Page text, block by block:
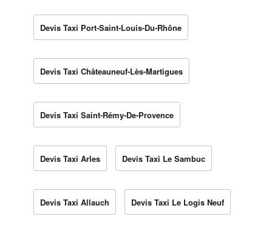
Devis Taxi Port-Saint-Louis-Du-Rhône
Devis Taxi Châteauneuf-Lès-Martigues
Devis Taxi Saint-Rémy-De-Provence
Devis Taxi Arles Devis Taxi Le Sambuc
Devis Taxi Allauch Devis Taxi Le Logis Neuf